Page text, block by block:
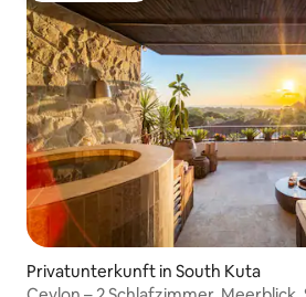
Privatunterkunft in South Kuta